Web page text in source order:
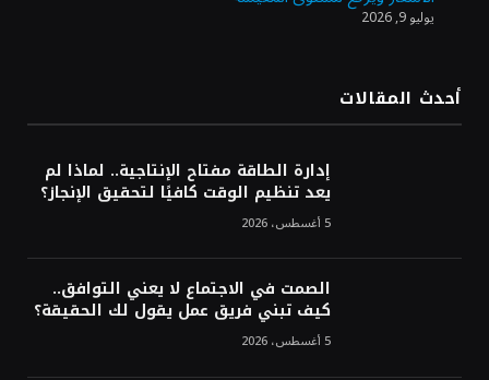
يوليو 9, 2026
أحدث المقالات
إدارة الطاقة مفتاح الإنتاجية.. لماذا لم
يعد تنظيم الوقت كافيًا لتحقيق الإنجاز؟
5 أغسطس، 2026
الصمت في الاجتماع لا يعني التوافق..
كيف تبني فريق عمل يقول لك الحقيقة؟
5 أغسطس، 2026